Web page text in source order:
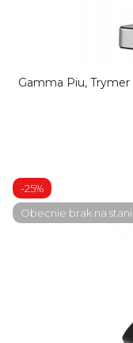
Gamma Piu,
-25%
Obecnie brak na